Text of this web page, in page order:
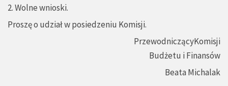
2. Wolne wnioski.
Proszę o udział w posiedzeniu Komisji.
PrzewodniczącyKomisji
Budżetu i Finansów
Beata Michalak